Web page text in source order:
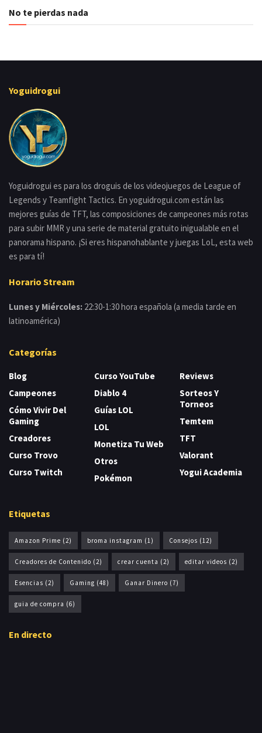
No te pierdas nada
Yoguidrogui
Yoguidrogui es para los droguis de los videojuegos de League of
Legends y Teamfight Tactics. En yoguidrogui.com están las
mejores guías de TFT, las composiciones de campeones más rotas
para subir MMR y una serie de material gratuito inigualable en el
panorama hispano. ¡Si eres hispanohablante y juegas LoL, esta web
es para tí!
Horario Stream
Lunes y Miércoles: 22:30-1:30 hora española (a media tarde en
latinoamérica)
Categorías
Blog
Campeones
Cómo Vivir Del
Gaming
Creadores
Curso Trovo
Curso Twitch
Curso YouTube
Diablo 4
Guías LOL
LOL
Monetiza Tu Web
Otros
Pokémon
Reviews
Sorteos Y
Torneos
Temtem
TFT
Valorant
Yogui Academia
Etiquetas
Amazon Prime (2) broma instagram (1) Consejos (12)
Creadores de Contenido (2) crear cuenta (2) editar videos (2)
Esencias (2) Gaming (48) Ganar Dinero (7)
guia de compra (6)
En directo